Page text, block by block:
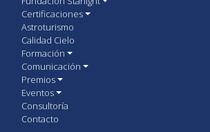
Certificaciones
Astroturismo
Calidad Cielo
Formación
Comunicación
Premios
Eventos
Consultoría
Contacto